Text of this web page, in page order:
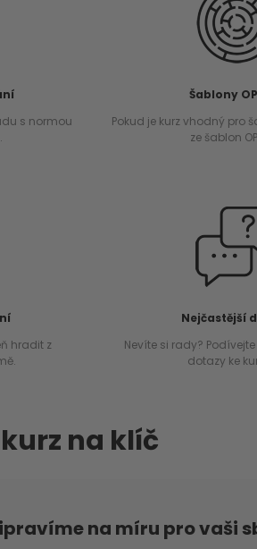
s normou
Šablony
Pokud je kurz vhodný pro
ze šablon
hradit z
Nejčastější
Nevíte si rady?
dotazy ke
na klíč
na míru pro vaši